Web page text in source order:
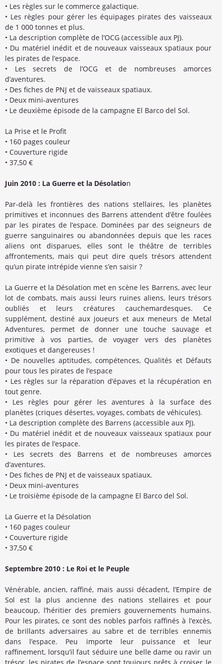
• Les règles sur le commerce galactique.
• Les règles pour gérer les équipages pirates des vaisseaux
de 1 000 tonnes et plus.
• La description complète de l’OCG (accessible aux PJ).
• Du matériel inédit et de nouveaux vaisseaux spatiaux pour
les pirates de l’espace.
• Les secrets de l’OCG et de nombreuses amorces
d’aventures.
• Des fiches de PNJ et de vaisseaux spatiaux.
• Deux mini-aventures
• Le deuxième épisode de la campagne El Barco del Sol.
La Prise et le Profit
• 160 pages couleur
• Couverture rigide
• 37,50 €
Juin 2010 : La Guerre et la Désolation
Par-delà les frontières des nations stellaires, les planètes
primitives et inconnues des Barrens attendent d’être foulées
par les pirates de l’espace. Dominées par des seigneurs de
guerre sanguinaires ou abandonnées depuis que les races
aliens ont disparues, elles sont le théâtre de terribles
affrontements, mais qui peut dire quels trésors attendent
qu’un pirate intrépide vienne s’en saisir ?
La Guerre et la Désolation met en scène les Barrens, avec leur
lot de combats, mais aussi leurs ruines aliens, leurs trésors
oubliés et leurs créatures cauchemardesques. Ce
supplément, destiné aux joueurs et aux meneurs de Metal
Adventures, permet de donner une touche sauvage et
primitive à vos parties, de voyager vers des planètes
exotiques et dangereuses !
• De nouvelles aptitudes, compétences, Qualités et Défauts
pour tous les pirates de l’espace
• Les règles sur la réparation d’épaves et la récupération en
tout genre.
• Les règles pour gérer les aventures à la surface des
planètes (criques désertes, voyages, combats de véhicules).
• La description complète des Barrens (accessible aux PJ).
• Du matériel inédit et de nouveaux vaisseaux spatiaux pour
les pirates de l’espace.
• Les secrets des Barrens et de nombreuses amorces
d’aventures.
• Des fiches de PNJ et de vaisseaux spatiaux.
• Deux mini-aventures
• Le troisième épisode de la campagne El Barco del Sol.
La Guerre et la Désolation
• 160 pages couleur
• Couverture rigide
• 37,50 €
Septembre 2010 : Le Roi et le Peuple
Vénérable, ancien, raffiné, mais aussi décadent, l’Empire de
Sol est la plus ancienne des nations stellaires et pour
beaucoup, l’héritier des premiers gouvernements humains.
Pour les pirates, ce sont des nobles parfois raffinés à l’excès,
de brillants adversaires au sabre et de terribles ennemis
dans l’espace. Peu importe leur puissance et leur
raffinement, lorsqu’il faut séduire une belle dame ou ravir un